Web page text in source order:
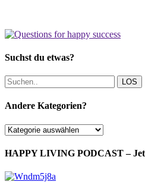
Suchst du etwas?
LOS
Andere Kategorien?
Andere
HAPPY LIVING PODCAST –